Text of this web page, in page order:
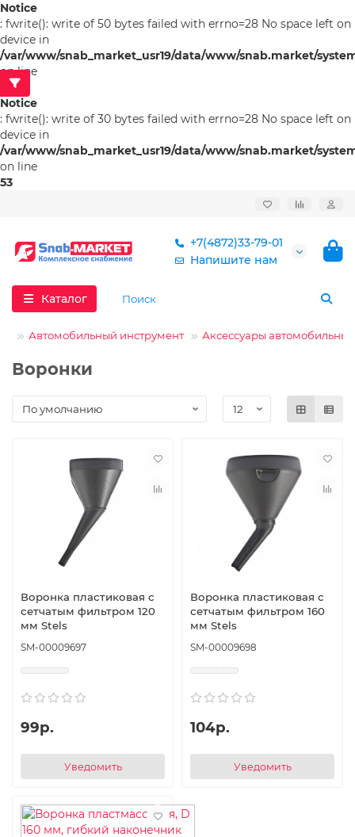
Notice
: fwrite(): write of 50 bytes failed with errno=28 No space left on
device in
/var/www/snab_market_usr19/data/www/snab.market/
on line
53
Notice
: fwrite(): write of 30 bytes failed with errno=28 No space left on
device in
/var/www/snab_market_usr19/data/www/snab.market/
on line
53
+7(4872)33-79-01
Напишите нам
Каталог
Автомобильный инструмент Аксессуары автомобильные
Воронки
Воронка пластиковая с
сетчатым фильтром 120
мм Stels
SM-00009697
99р.
Уведомить
Воронка пластиковая с
сетчатым фильтром 160
мм Stels
SM-00009698
104р.
Уведомить